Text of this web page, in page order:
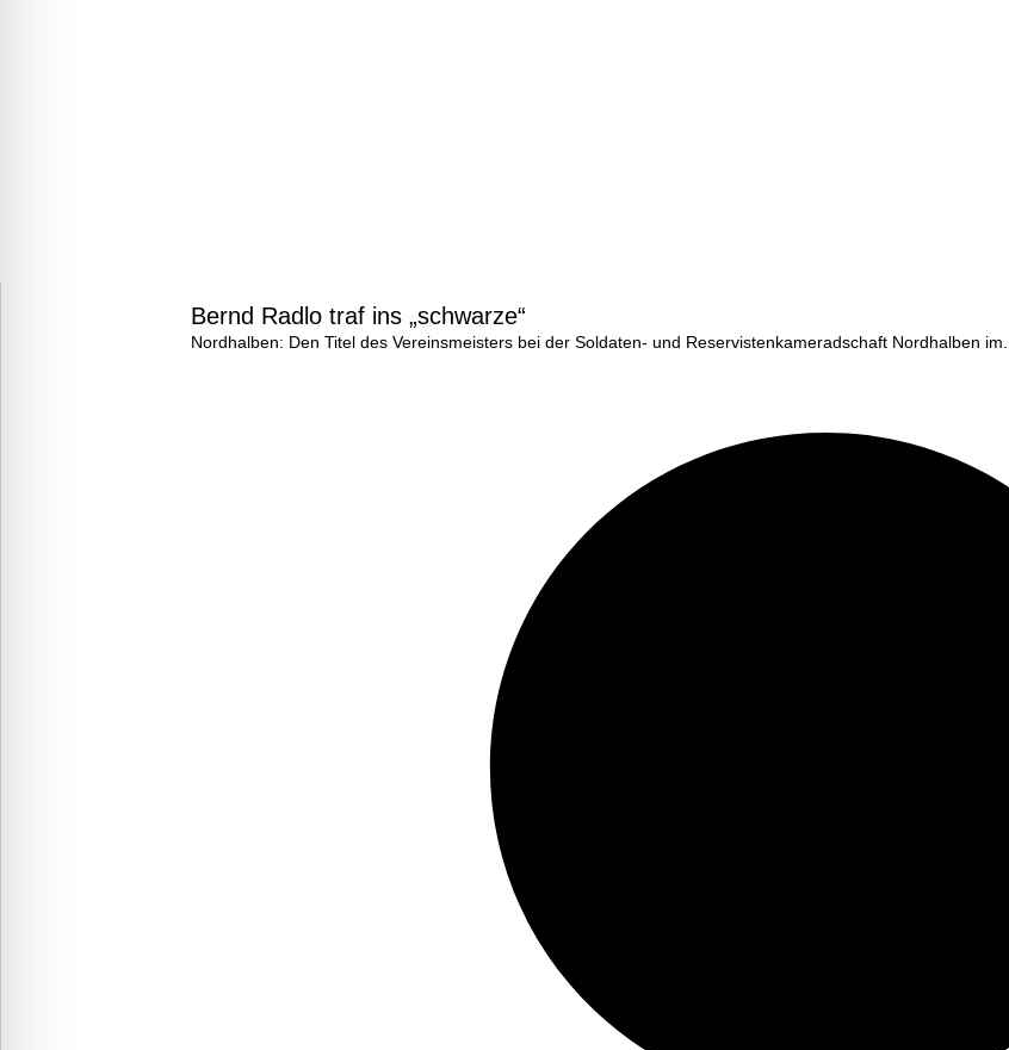
Bernd Radlo traf ins „schwarze“
Nordhalben: Den Titel des Vereinsmeisters bei der Soldaten- und Reservistenkameradschaft Nordhalben im...